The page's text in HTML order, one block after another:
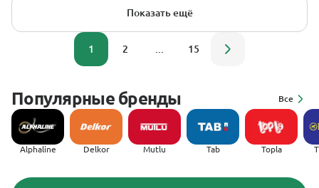
Показать ещё
1 2 15
Популярные бренды Все
Alphaline Delkor Mutlu Tab Topla